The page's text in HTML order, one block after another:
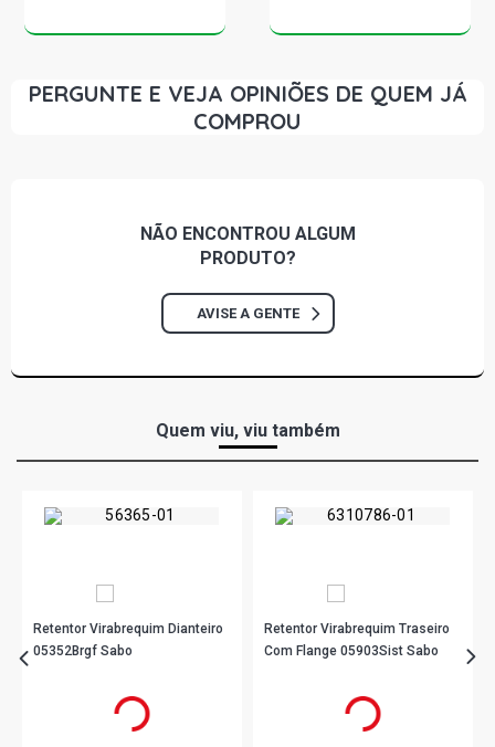
PERGUNTE E VEJA OPINIÕES DE QUEM JÁ
COMPROU
NÃO ENCONTROU ALGUM
PRODUTO?
AVISE A GENTE
Quem viu, viu também
Retentor Virabrequim Dianteiro
05352Brgf Sabo
em até 4x de
Retentor Virabrequim Traseiro
Com Flange 05903Sist Sabo
em até 9x de